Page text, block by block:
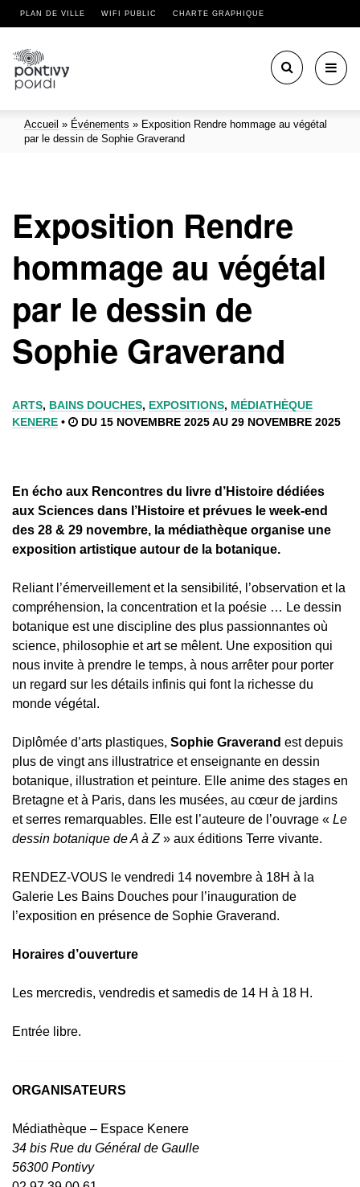
PLAN DE VILLE WIFI PUBLIC CHARTE GRAPHIQUE
Accueil » Événements » Exposition Rendre hommage au végétal
par le dessin de Sophie Graverand
Exposition Rendre
hommage au végétal
par le dessin de
Sophie Graverand
ARTS, BAINS DOUCHES, EXPOSITIONS, MÉDIATHÈQUE
KENERE • DU 15 NOVEMBRE 2025 AU 29 NOVEMBRE 2025
En écho aux Rencontres du livre d’Histoire dédiées
aux Sciences dans l’Histoire et prévues le week-end
des 28 & 29 novembre, la médiathèque organise une
exposition artistique autour de la botanique.
Reliant l’émerveillement et la sensibilité, l’observation et la
compréhension, la concentration et la poésie … Le dessin
botanique est une discipline des plus passionnantes où
science, philosophie et art se mêlent. Une exposition qui
nous invite à prendre le temps, à nous arrêter pour porter
un regard sur les détails infinis qui font la richesse du
monde végétal.
Diplômée d’arts plastiques, Sophie Graverand est depuis
plus de vingt ans illustratrice et enseignante en dessin
botanique, illustration et peinture. Elle anime des stages en
Bretagne et à Paris, dans les musées, au cœur de jardins
et serres remarquables. Elle est l’auteure de l’ouvrage « Le
dessin botanique de A à Z» aux éditions Terre vivante.
RENDEZ-VOUS le vendredi 14 novembre à 18H à la
Galerie Les Bains Douches pour l’inauguration de
l’exposition en présence de Sophie Graverand.
Horaires d’ouverture
Les mercredis, vendredis et samedis de 14 H à 18 H.
Entrée libre.
ORGANISATEURS
Médiathèque – Espace Kenere
34 bis Rue du Général de Gaulle
56300 Pontivy